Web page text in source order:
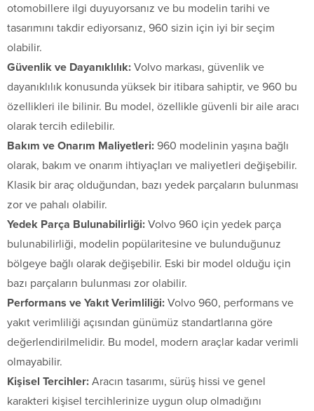
otomobillere ilgi duyuyorsanız ve bu modelin tarihi ve
tasarımını takdir ediyorsanız, 960 sizin için iyi bir seçim
olabilir.
Güvenlik ve Dayanıklılık: Volvo markası, güvenlik ve
dayanıklılık konusunda yüksek bir itibara sahiptir, ve 960 bu
özellikleri ile bilinir. Bu model, özellikle güvenli bir aile aracı
olarak tercih edilebilir.
Bakım ve Onarım Maliyetleri: 960 modelinin yaşına bağlı
olarak, bakım ve onarım ihtiyaçları ve maliyetleri değişebilir.
Klasik bir araç olduğundan, bazı yedek parçaların bulunması
zor ve pahalı olabilir.
Yedek Parça Bulunabilirliği: Volvo 960 için yedek parça
bulunabilirliği, modelin popülaritesine ve bulunduğunuz
bölgeye bağlı olarak değişebilir. Eski bir model olduğu için
bazı parçaların bulunması zor olabilir.
Performans ve Yakıt Verimliliği: Volvo 960, performans ve
yakıt verimliliği açısından günümüz standartlarına göre
değerlendirilmelidir. Bu model, modern araçlar kadar verimli
olmayabilir.
Kişisel Tercihler: Aracın tasarımı, sürüş hissi ve genel
karakteri kişisel tercihlerinize uygun olup olmadığını